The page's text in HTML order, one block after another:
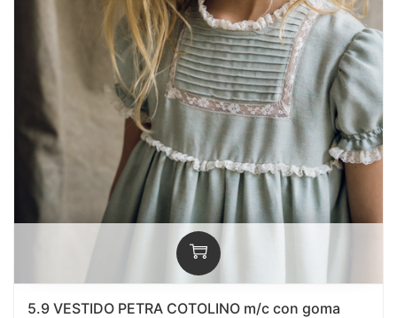
5.9 VESTIDO PETRA COTOLINO m/c con goma